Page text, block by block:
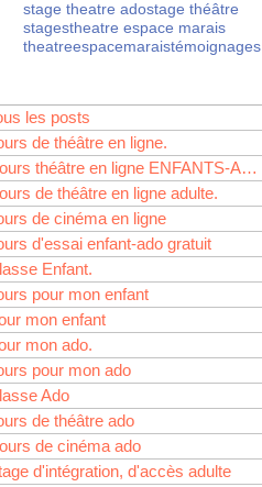
spectacles pour
le stage théâtre ado
à l’action… Au stage
stage theatre adostage théâtre
stagestheatre espace marais
theatreespacemaraistémoignages
les posts
de théâtre en ligne.
Cours théâtre en ligne ENFANTS-ADOS
de théâtre en ligne adulte.
de cinéma en ligne
d'essai enfant-ado gratuit
Enfant.
pour mon enfant
mon enfant
mon ado.
pour mon ado
Ado
de théâtre ado
de cinéma ado
d'intégration, d'accès adulte